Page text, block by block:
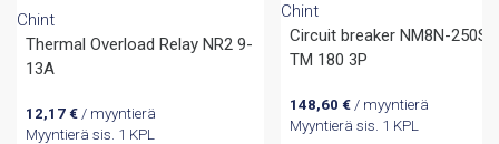
Chint
Thermal Overload Relay NR2 9-
13A
12,17 €/ myyntierä
Myyntierä sis. 1 KPL
Chint
Circuit breaker NM8N-250S
TM 180 3P
148,60 € / myyntierä
Myyntierä sis. 1 KPL